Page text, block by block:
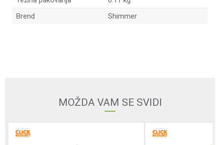
Brend
Shimmer
Poruka
MOŽDA VAM SE SVIDI